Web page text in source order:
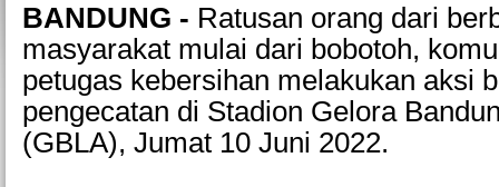
BANDUNG - Ratusan orang dari
masyarakat mulai dari bobotoh,
petugas kebersihan melakukan aksi
pengecatan di Stadion Gelora
(GBLA), Jumat 10 Juni 2022.